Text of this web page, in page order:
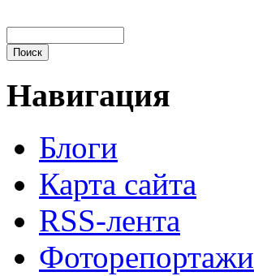
Навигация
Блоги
Карта сайта
RSS-лента
Фоторепортажи